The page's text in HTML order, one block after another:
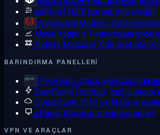
aaPanel Hafif barındırma paneli
WireGuard Modern, hızlı
MetaTrader 4 Forex ticaretinde
Hiddify Manager Çok protokollü
BARINDIRMA PANELLERI
Plesk Full-stack web
FastPanel Ücretsiz, hızlı sunucu
CloudPanel PHP ve Node.js
cPanel Klasik barındırma paneli
VPN VE ARAÇLAR